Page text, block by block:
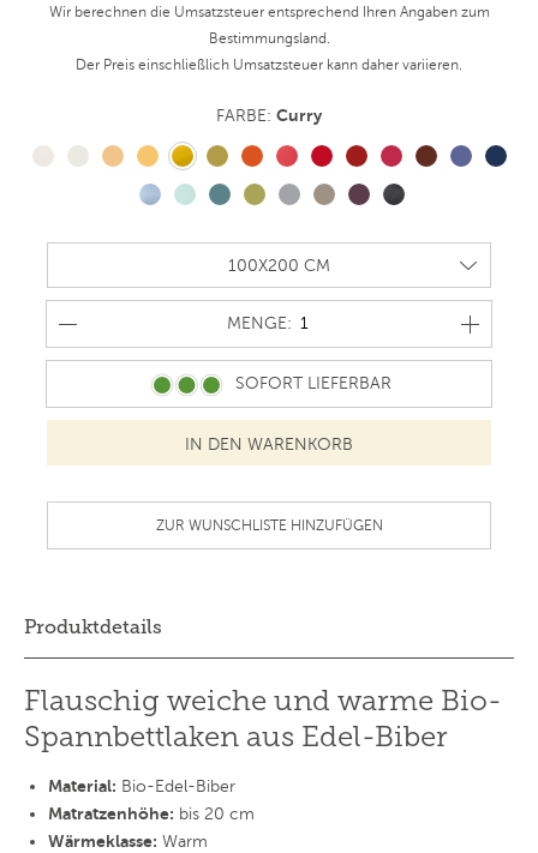
Wir berechnen die Umsatzsteuer entsprechend Ihren Angaben zum
Bestimmungsland.
Der Preis einschließlich Umsatzsteuer kann daher variieren.
FARBE: Curry
MENGE: MENGE
SOFORT LIEFERBAR
ZUR WUNSCHLISTE HINZUFÜGEN
Produktdetails
Flauschig weiche und warme Bio-
Spannbettlaken aus Edel-Biber
Material: Bio-Edel-Biber
Matratzenhöhe: bis 20 cm
Wärmeklasse: Warm